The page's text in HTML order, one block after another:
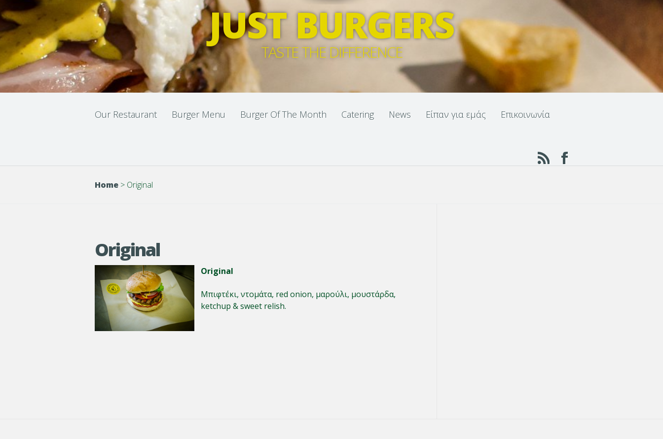
JUST BURGERS
TASTE THE DIFFERENCE
Our Restaurant Burger Menu Burger Of The Month Catering News Είπαν για εμάς Επικοινωνία
Home > Original
Original
Original
Μπιφτέκι, ντομάτα, red onion, μαρούλι, μουστάρδα,
ketchup & sweet relish.